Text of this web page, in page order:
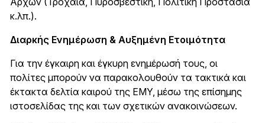
κ.λπ.).
Διαρκής Ενημέρωση & Αυξημένη Ετοιμότητα
Για την έγκαιρη και έγκυρη ενημέρωσή τους, οι
πολίτες μπορούν να παρακολουθούν τα τακτικά και
έκτακτα δελτία καιρού της ΕΜΥ, μέσω της επίσημης
ιστοσελίδας της και των σχετικών ανακοινώσεων.